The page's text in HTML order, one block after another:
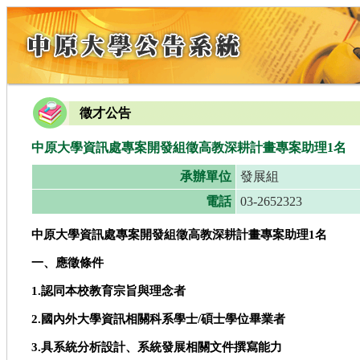
徵才公告
中原大學資訊處專案開發組徵高教深耕計畫專案助理1名
承辦單位
發展組
電話
03-2652323
中原大學資訊處專案開發組徵高教深耕計畫專案助理1名
一、應徵條件
1.認同本校教育宗旨與理念者
2.國內外大學資訊相關科系學士/碩士學位畢業者
3.具系統分析設計、系統發展相關文件撰寫能力